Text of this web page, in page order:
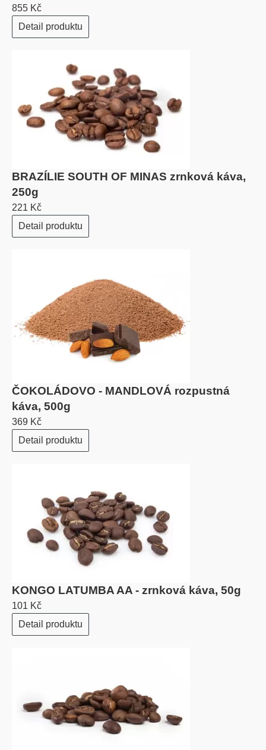
855 Kč
Detail produktu
BRAZÍLIE SOUTH OF MINAS zrnková káva,
250g
221 Kč
Detail produktu
ČOKOLÁDOVO - MANDLOVÁ rozpustná
káva, 500g
369 Kč
Detail produktu
KONGO LATUMBA AA - zrnková káva, 50g
101 Kč
Detail produktu